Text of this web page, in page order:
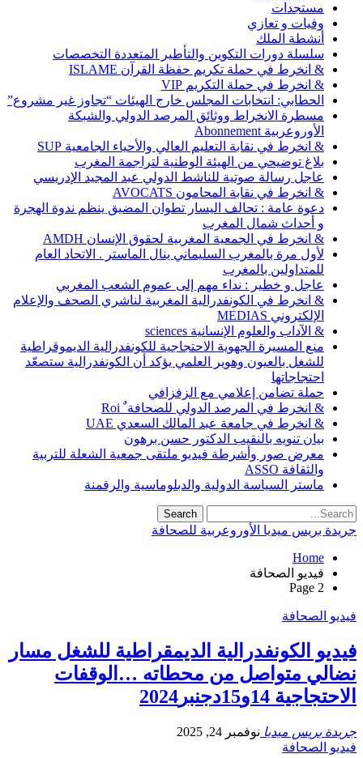
مستجدات
وفيات و تعازي
أنشطة الملك
سلسلة دورات التكوين والتأطير المتعددة التخصصات
& انخرط في حملة تكريم حفظة القرآن ISLAME
& انخرط في حملة التكريم VIP
الحطابي: انتخابات المجلس خارج الهيئات “تجاوز غير مشروع”
مسطرة الانخراط ووثائق المرصد الدولي والشبكة
الأوروعربية Abonnement
& انخرط في نقابة التعليم العالي والأحياء الجامعية SUP
بلاغ توضيحي من الهيئة الوطنية لتراجمة المغرب
عاجل رسالة صوتية للناشط الدولي عبد المجيد الإدريسي
& انخرط في نقابة المحامون AVOCATS
دعوة عامة : تحالف اليسار تطوان المضيق ينظم ندوة الهجرة
و أحداث شمال المغرب
& انخرط في الجمعية المغربية لحقوق الإنسان AMDH
لأول مرة بالمغرب السليماني ينال الماستر . الاتحاد العام
للمتداولين بالمغرب
عاجل و خطير : نداء مهم إلى عموم الشعب المغربي
& انخرط في الكونفدرالية المغربية لناشري الصحف والإعلام
الإلكتروني MEDIAS
& الآداب والعلوم الإنسانية sciences
منع المسيرة الجهوية الاحتجاجية للكونفدرالية الديموقراطية
للشغل بالعيون وهوير العلمي يؤكد أن الكونفدرالية ستصعّد
احتجاجاتها
حملة تضامن إعلامي مع الزفزافي
& انخرط في المرصد الدولي للصحافة ٌ Roi
& انخرط في جامعة عبد المالك السعدي UAE
بيان تنويه بالنقيب الدكتور حسن برهون
معرض صور وأشرطة فيديو ملتقى جمعية الشعلة للتربية
والثقافة ASSO
ماستر السياسة الدولية والدبلوماسية والرقمنة
جريدة بريس ميديا الأوروعربية للصحافة
Home
فيديو الصحافة
Page 2
فيديو الصحافة
فيديو الكونفدرالية الديمقراطية للشغل مسار
نضالي متواصل من محطاته …الوقفات
الاحتجاجية 14و15دجنبر2024
جريدة بريس ميديا نوفمبر 24, 2025
فيديو الصحافة